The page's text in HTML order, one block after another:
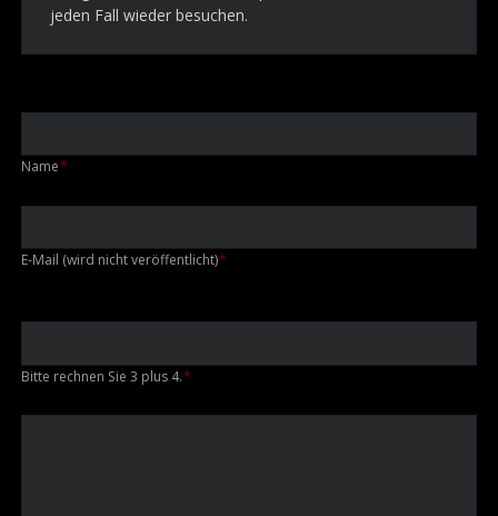
jeden Fall wieder besuchen.
Pflichtfeld
Name*
Pflichtfeld
E-Mail (wird nicht veröffentlicht)*
Bitte rechnen Sie 3 plus 4.*